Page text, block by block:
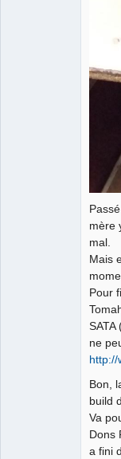
mère
mal.
Mais
Pour
SATA
ne
http://
Bon,
build
Va
Dons
a fini